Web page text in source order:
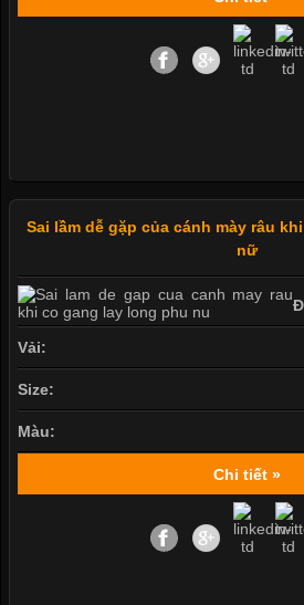
Sai lầm dễ gặp của cánh mày râu
nữ
Vải:
Size:
Màu:
Chi tiết »